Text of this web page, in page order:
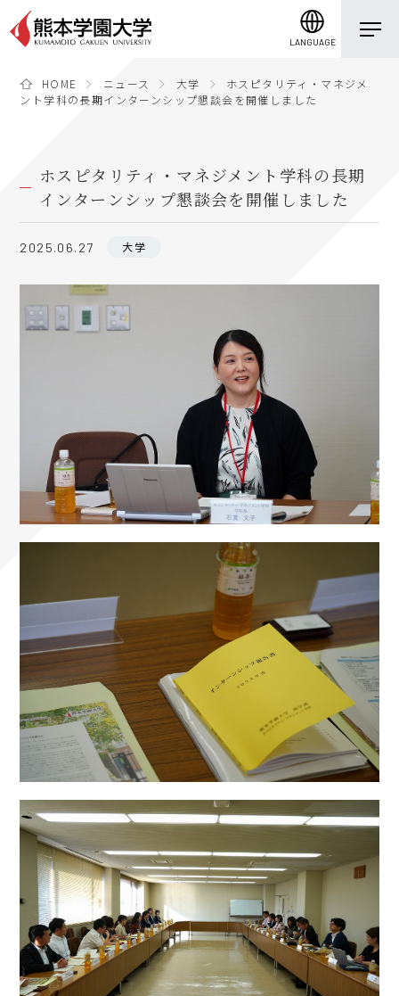
LANGUAGE
HOME ニュース 大学
ホスピタリティ・マネジメ
ント学科の長期インターンシップ懇談会を開催しました
ホスピタリティ・マネジメント学科の長期
インターンシップ懇談会を開催しました
大学
2025.06.27